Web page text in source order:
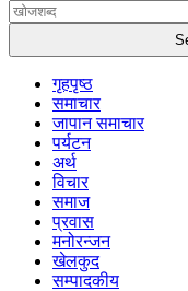
गृहपृष्ठ
समाचार
जापान समाचार
पर्यटन
अर्थ
विचार
समाज
प्रवास
मनोरन्जन
खेलकुद
सम्पादकीय